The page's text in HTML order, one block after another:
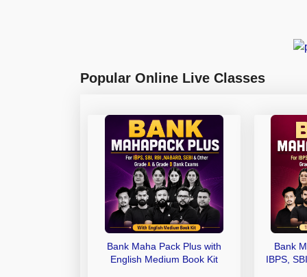
Popular Online Live Classes
Bank Maha Pack Plus with
English Medium Book Kit
Bank
IBPS,